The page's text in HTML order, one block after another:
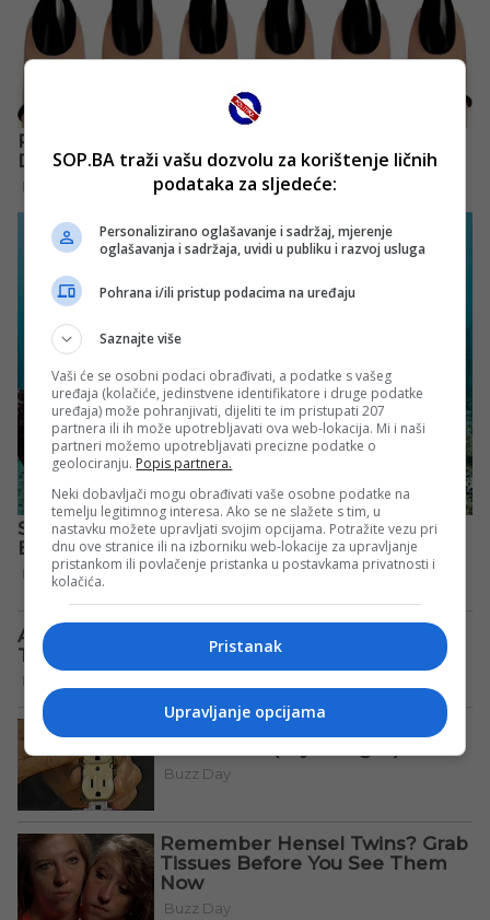
SOP.BA traži vašu dozvolu za korištenje ličnih
podataka za sljedeće:
Personalizirano oglašavanje i sadržaj, mjerenje
oglašavanja i sadržaja, uvidi u publiku i razvoj usluga
Pohrana i/ili pristup podacima na uređaju
Saznajte više
Vaši će se osobni podaci obrađivati, a podatke s vašeg
uređaja (kolačiće, jedinstvene identifikatore i druge podatke
uređaja) može pohranjivati, dijeliti te im pristupati 207
partnera ili ih može upotrebljavati ova web-lokacija. Mi i naši
partneri možemo upotrebljavati precizne podatke o
geolociranju. Popis partnera.
Neki dobavljači mogu obrađivati vaše osobne podatke na
temelju legitimnog interesa. Ako se ne slažete s tim, u
nastavku možete upravljati svojim opcijama. Potražite vezu pri
dnu ove stranice ili na izborniku web-lokacije za upravljanje
pristankom ili povlačenje pristanka u postavkama privatnosti i
kolačića.
Pristanak
Upravljanje opcijama